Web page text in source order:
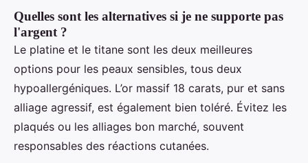
Quelles sont les alternatives si je ne supporte pas
l'argent ?
Le platine et le titane sont les deux meilleures
options pour les peaux sensibles, tous deux
hypoallergéniques. L’or massif 18 carats, pur et sans
alliage agressif, est également bien toléré. Évitez les
plaqués ou les alliages bon marché, souvent
responsables des réactions cutanées.